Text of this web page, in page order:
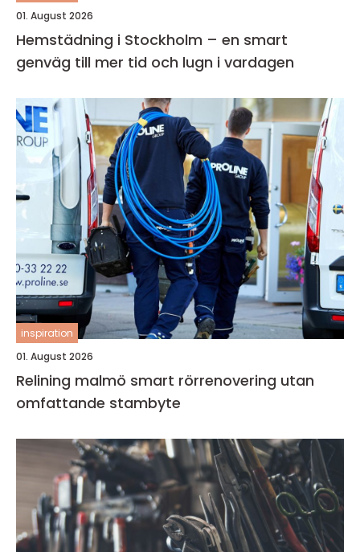
01. August 2026
Hemstädning i Stockholm – en smart
genväg till mer tid och lugn i vardagen
inspiration
01. August 2026
Relining malmö smart rörrenovering utan
omfattande stambyte